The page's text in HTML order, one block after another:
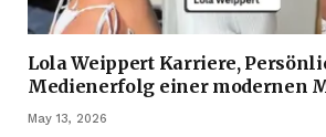
Lola Weippert Karriere,
Medienerfolg einer modernen
May 13, 2026